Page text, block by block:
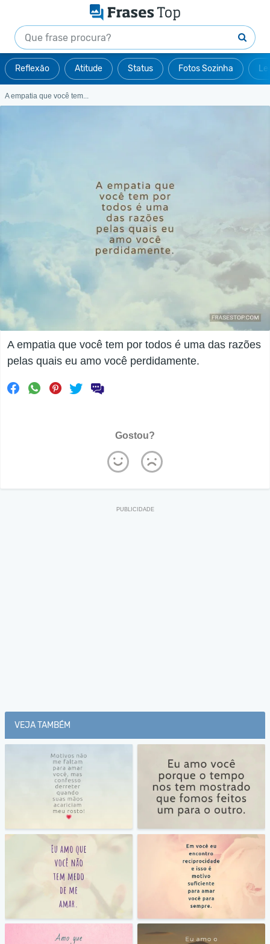
Reflexão Atitude Status Fotos Sozinha
A empatia que você tem...
A empatia que você tem por todos é uma das razões
pelas quais eu amo você perdidamente.
Gostou?
VEJA TAMBÉM